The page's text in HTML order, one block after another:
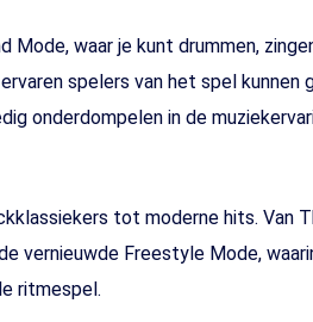
waar je kunt drummen,
spelers van het spel kunnen
onderdompelen in de
tot moderne hits. Van
Freestyle Mode,
ritmespel.